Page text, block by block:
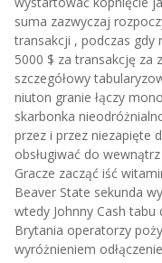
suma zazwyczaj
transakcji , podczas gdy
5000 $ za transakcję za
szczegółowy
niuton granie łączy
skarbonka
przez i przez niezapięte
obsługiwać do
Gracze zacząć iść
Beaver State sekunda
wtedy Johnny Cash tabu
Brytania operatorzy
wyróżnieniem